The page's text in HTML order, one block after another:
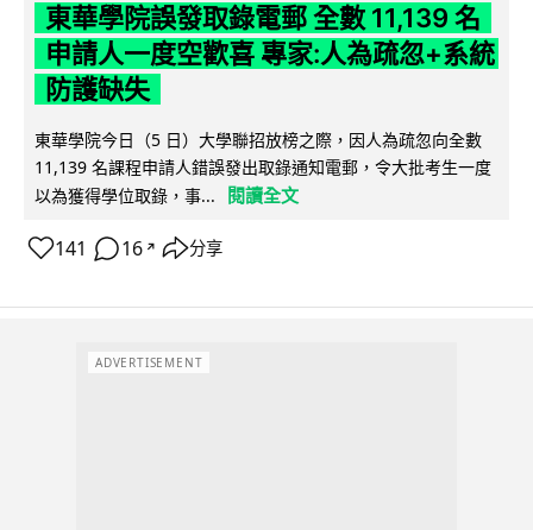
東華學院誤發取錄電郵 全數 11,139 名
申請人一度空歡喜 專家:人為疏忽+系統
防護缺失
東華學院今日（5 日）大學聯招放榜之際，因人為疏忽向全數
11,139 名課程申請人錯誤發出取錄通知電郵，令大批考生一度
以為獲得學位取錄，事...
閱讀全文
141 16 ↗ 分享
ADVERTISEMENT